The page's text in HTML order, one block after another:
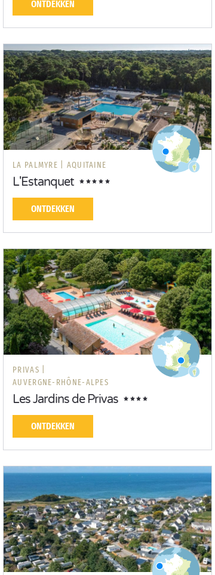
ONTDEKKEN
LA PALMYRE | AQUITAINE
L'Estanquet
ONTDEKKEN
PRIVAS |
AUVERGNE-RHÔNE-ALPES
Les Jardins de Privas
ONTDEKKEN